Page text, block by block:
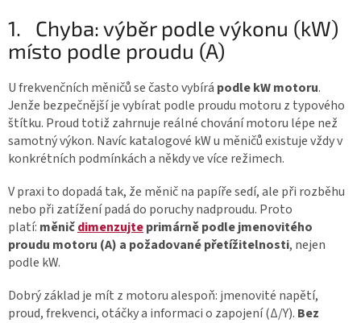
1. Chyba: výběr podle výkonu (kW)
místo podle proudu (A)
U frekvenčních měničů se často vybírá podle kW motoru.
Jenže bezpečnější je vybírat podle proudu motoru z typového
štítku. Proud totiž zahrnuje reálné chování motoru lépe než
samotný výkon. Navíc katalogové kW u měničů existuje vždy v
konkrétních podmínkách a někdy ve více režimech.
V praxi to dopadá tak, že měnič na papíře sedí, ale při rozběhu
nebo při zatížení padá do poruchy nadproudu. Proto
platí: měničdimenzujteprimárně podle jmenovitého
proudu motoru (A) a požadované přetížitelnosti, nejen
podle kW.
Dobrý základ je mít z motoru alespoň: jmenovité napětí,
proud, frekvenci, otáčky a informaci o zapojení (Δ/Υ). Bez